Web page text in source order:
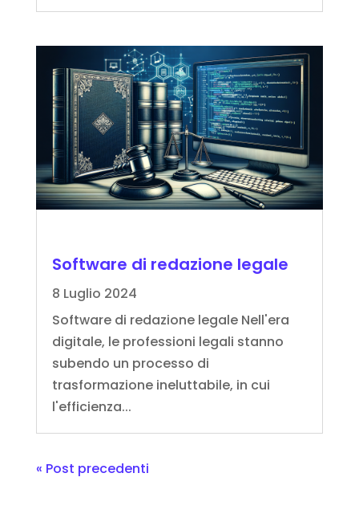
Software di redazione legale
8 Luglio 2024
Software di redazione legale Nell'era
digitale, le professioni legali stanno
subendo un processo di
trasformazione ineluttabile, in cui
l'efficienza...
« Post precedenti